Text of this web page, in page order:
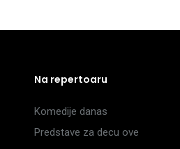
Na repertoaru
Komedije danas
Predstave za decu ove